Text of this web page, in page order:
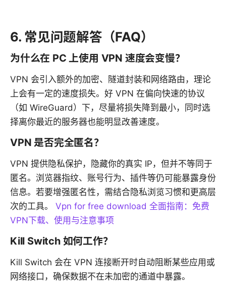
6. 常见问题解答（FAQ）
为什么在 PC 上使用 VPN 速度会变慢？
VPN 会引入额外的加密、隧道封装和网络路由，理论
上会有一定的速度损失。好 VPN 在偏向快速的协议
（如 WireGuard）下，尽量将损失降到最小，同时选
择离你最近的服务器也能明显改善速度。
VPN 是否完全匿名？
VPN 提供隐私保护，隐藏你的真实 IP，但并不等同于
匿名。浏览器指纹、账号行为、插件等仍可能暴露身份
信息。若要增强匿名性，需结合隐私浏览习惯和更高层
次的工具。 Vpn for free download 全面指南：免费
VPN下载、使用与注意事项
Kill Switch 如何工作？
Kill Switch 会在 VPN 连接断开时自动阻断某些应用或
网络接口，确保数据不在未加密的通道中暴露。